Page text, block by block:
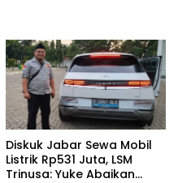
Diskuk Jabar Sewa Mobil
Listrik Rp531 Juta, LSM
Trinusa: Yuke Abaikan